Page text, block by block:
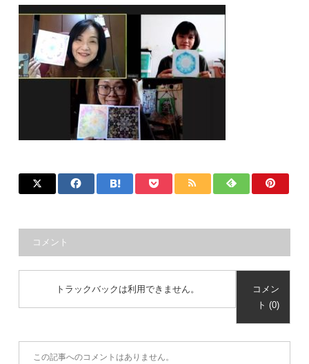
コメント
トラックバックは利用できません。
コメン
ト (0)
この記事へのコメントはありません。